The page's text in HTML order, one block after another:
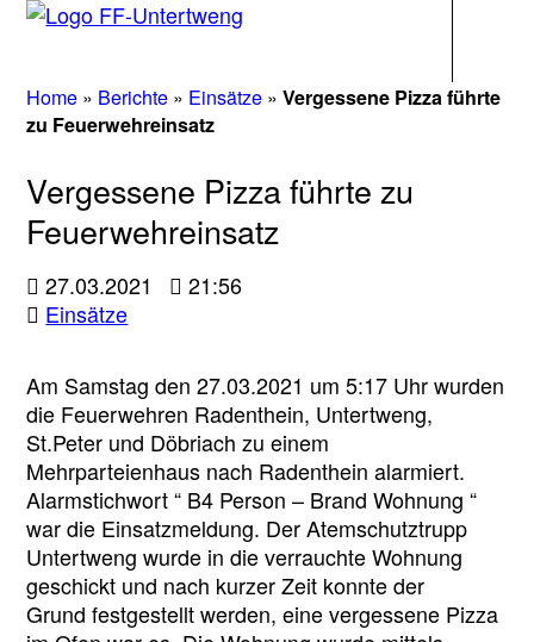
Home » Berichte » Einsätze »Vergessene Pizza führte
zu Feuerwehreinsatz
Vergessene Pizza führte zu
Feuerwehreinsatz
27.03.2021
21:56
Einsätze
Am Samstag den 27.03.2021 um 5:17 Uhr wurden
die Feuerwehren Radenthein, Untertweng,
St.Peter und Döbriach zu einem
Mehrparteienhaus nach Radenthein alarmiert.
Alarmstichwort “ B4 Person – Brand Wohnung “
war die Einsatzmeldung. Der Atemschutztrupp
Untertweng wurde in die verrauchte Wohnung
geschickt und nach kurzer Zeit konnte der
Grund festgestellt werden, eine vergessene Pizza